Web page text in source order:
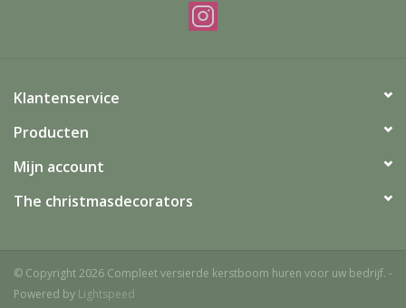
Klantenservice
Producten
Mijn account
The christmasdecorators
© Copyright 2026 Compleet versierde kerstboom huren voor uw bedrijf. -
Powered by Lightspeed